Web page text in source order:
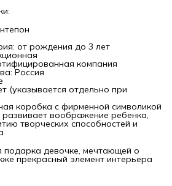
от рождения до 3 лет
компания
Россия
(указывается отдельно при
коробка с фирменной символикой
воображение ребенка,
творческих способностей и
девочке, мечтающей о
прекрасный элемент интерьера